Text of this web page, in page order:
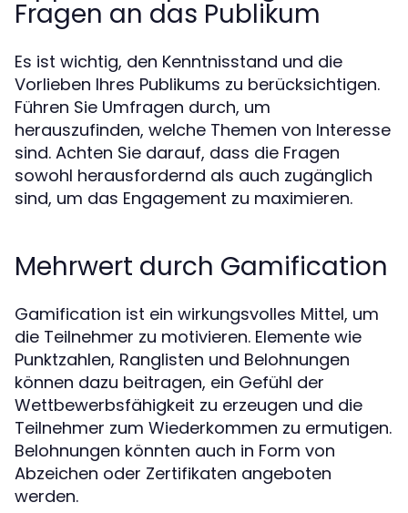
Fragen an das Publikum
Es ist wichtig, den Kenntnisstand und die
Vorlieben Ihres Publikums zu berücksichtigen.
Führen Sie Umfragen durch, um
herauszufinden, welche Themen von Interesse
sind. Achten Sie darauf, dass die Fragen
sowohl herausfordernd als auch zugänglich
sind, um das Engagement zu maximieren.
Mehrwert durch Gamification
Gamification ist ein wirkungsvolles Mittel, um
die Teilnehmer zu motivieren. Elemente wie
Punktzahlen, Ranglisten und Belohnungen
können dazu beitragen, ein Gefühl der
Wettbewerbsfähigkeit zu erzeugen und die
Teilnehmer zum Wiederkommen zu ermutigen.
Belohnungen könnten auch in Form von
Abzeichen oder Zertifikaten angeboten
werden.